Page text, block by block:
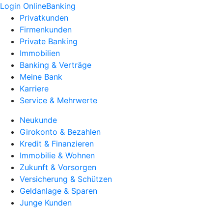
Login OnlineBanking
Privatkunden
Firmenkunden
Private Banking
Immobilien
Banking & Verträge
Meine Bank
Karriere
Service & Mehrwerte
Neukunde
Girokonto & Bezahlen
Kredit & Finanzieren
Immobilie & Wohnen
Zukunft & Vorsorgen
Versicherung & Schützen
Geldanlage & Sparen
Junge Kunden